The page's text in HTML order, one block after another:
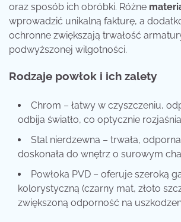
oraz sposób ich obróbki. Różne
wprowadzić unikalną fakturę, a
ochronne zwiększają trwałość
podwyższonej wilgotności.
Rodzaje powłok i ich zalety
Chrom – łatwy w czyszczeniu,
odbija światło, co optycznie rozjaśnia
Stal nierdzewna – trwała,
doskonała do wnętrz o surowym
Powłoka PVD – oferuje szeroką
kolorystyczną (czarny mat, złoto
zwiększoną odporność na